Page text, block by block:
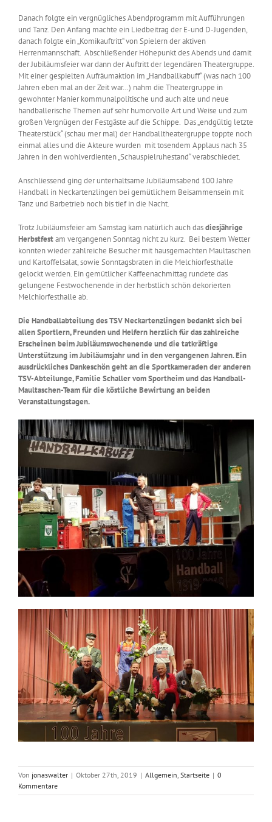
Danach folgte ein vergnügliches Abendprogramm mit Aufführungen
und Tanz. Den Anfang machte ein Liedbeitrag der E-und D-Jugenden,
danach folgte ein „Komikauftritt“ von Spielern der aktiven
Herrenmannschaft. Abschließender Höhepunkt des Abends und damit
der Jubiläumsfeier war dann der Auftritt der legendären Theatergruppe.
Mit einer gespielten Aufräumaktion im „Handballkabuff“ (was nach 100
Jahren eben mal an der Zeit war…) nahm die Theatergruppe in
gewohnter Manier kommunalpolitische und auch alte und neue
handballerische Themen auf sehr humorvolle Art und Weise und zum
großen Vergnügen der Festgäste auf die Schippe. Das „endgültig letzte
Theaterstück“ (schau mer mal) der Handballtheatergruppe toppte noch
einmal alles und die Akteure wurden mit tosendem Applaus nach 35
Jahren in den wohlverdienten „Schauspielruhestand“ verabschiedet.
Anschliessend ging der unterhaltsame Jubiläumsabend 100 Jahre
Handball in Neckartenzlingen bei gemütlichem Beisammensein mit
Tanz und Barbetrieb noch bis tief in die Nacht.
Trotz Jubiläumsfeier am Samstag kam natürlich auch dasdiesjährige
Herbstfestam vergangenen Sonntag nicht zu kurz. Bei bestem Wetter
konnten wieder zahlreiche Besucher mit hausgemachten Maultaschen
und Kartoffelsalat, sowie Sonntagsbraten in die Melchiorfesthalle
gelockt werden. Ein gemütlicher Kaffeenachmittag rundete das
gelungene Festwochenende in der herbstlich schön dekorierten
Melchiorfesthalle ab.
Die Handballabteilung des TSV Neckartenzlingen bedankt sich bei
allen Sportlern, Freunden und Helfern herzlich für das zahlreiche
Erscheinen beim Jubiläumswochenende und die tatkräftige
Unterstützung im Jubiläumsjahr und in den vergangenen Jahren. Ein
ausdrückliches Dankeschön geht an die Sportkameraden der anderen
TSV-Abteilunge, Familie Schaller vom Sportheim und das Handball-
Maultaschen-Team für die köstliche Bewirtung an beiden
Veranstaltungstagen.
Von jonaswalter | Oktober 27th, 2019 | Allgemein, Startseite | 0
Kommentare